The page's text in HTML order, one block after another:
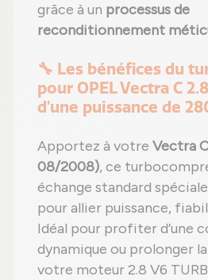
grâce à un processus de
reconditionnement
🔧 Les bénéfices du
pour OPEL Vectra C
d'une puissance de
Apportez à votre Vectra
08/2008), ce
échange standard
pour allier puissance,
Idéal pour profiter d’une
dynamique ou prolonger
votre moteur 2.8 V6